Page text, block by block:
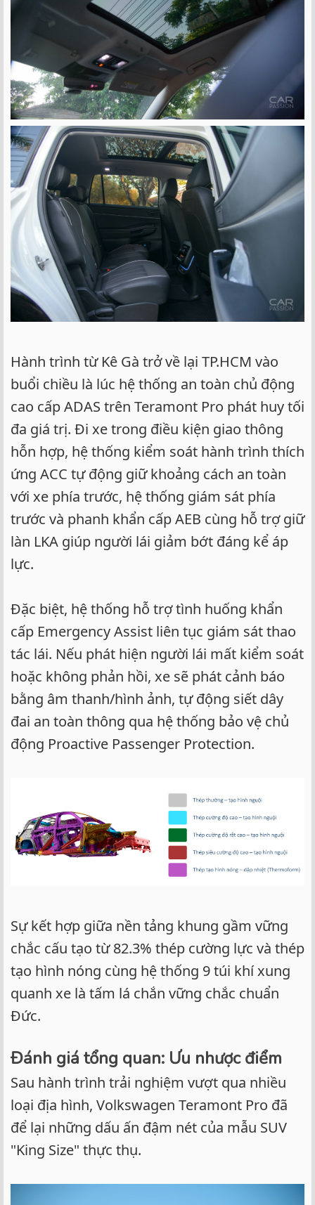
Hành trình từ Kê Gà trở về lại TP.HCM vào
buổi chiều là lúc hệ thống an toàn chủ động
cao cấp ADAS trên Teramont Pro phát huy tối
đa giá trị. Đi xe trong điều kiện giao thông
hỗn hợp, hệ thống kiểm soát hành trình thích
ứng ACC tự động giữ khoảng cách an toàn
với xe phía trước, hệ thống giám sát phía
trước và phanh khẩn cấp AEB cùng hỗ trợ giữ
làn LKA giúp người lái giảm bớt đáng kể áp
lực.
Đặc biệt, hệ thống hỗ trợ tình huống khẩn
cấp Emergency Assist liên tục giám sát thao
tác lái. Nếu phát hiện người lái mất kiểm soát
hoặc không phản hồi, xe sẽ phát cảnh báo
bằng âm thanh/hình ảnh, tự động siết dây
đai an toàn thông qua hệ thống bảo vệ chủ
động Proactive Passenger Protection.
Sự kết hợp giữa nền tảng khung gầm vững
chắc cấu tạo từ 82.3% thép cường lực và thép
tạo hình nóng cùng hệ thống 9 túi khí xung
quanh xe là tấm lá chắn vững chắc chuẩn
Đức.
Đánh giá tổng quan: Ưu nhược điểm
Sau hành trình trải nghiệm vượt qua nhiều
loại địa hình, Volkswagen Teramont Pro đã
để lại những dấu ấn đậm nét của mẫu SUV
"King Size" thực thụ.